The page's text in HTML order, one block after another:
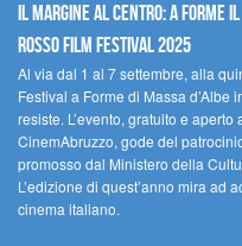
Il margine al centro: a Forme
Rosso Film Festival 2025
Al via dal 1 al 7 settembre, alla
Festival a Forme di Massa
resiste. L’evento, gratuito e
CinemAbruzzo, gode del
promosso dal Ministero della
L’edizione di quest’anno mira ad
cinema italiano.